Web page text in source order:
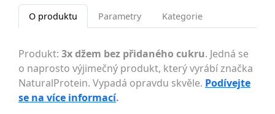
O produktu Parametry Kategorie
Produkt: 3x džem bez přidaného cukru. Jedná se
o naprosto výjimečný produkt, který vyrábí značka
NaturalProtein. Vypadá opravdu skvěle. Podívejte
se na více informací.